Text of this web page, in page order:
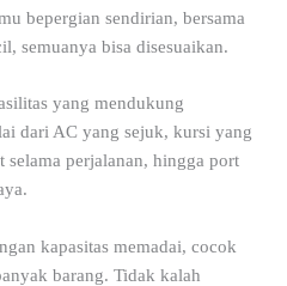
bepergian sendirian, bersama
semuanya bisa disesuaikan.
yang mendukung
dari AC yang sejuk, kursi yang
perjalanan, hingga port
kapasitas memadai, cocok
barang. Tidak kalah